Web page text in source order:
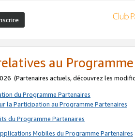
au
(Partenaires actuels, découvrez les
du Programme Partenaires
la Participation au Programme Partenaires
du Programme Partenaires
Mobiles du Programme Partenaires